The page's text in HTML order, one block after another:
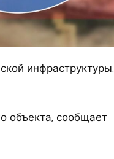
инфраструктуры.
объекта, сообщает